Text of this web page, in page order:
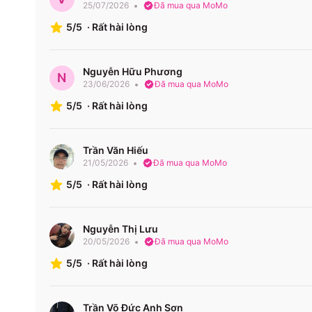
Tuyến xe – Giá vé – Lịch chạy – Loại xe
Hồ Chí Minh ↔
Limousine
Phú Yên
34 phòng
Hồ Chí Minh ↔
25/07/2026 Đã mua qua MoMo
5/5 · Rất hài lòng
N Nguyễn Hữu Phương
23/06/2026 Đã mua qua MoMo
5/5 · Rất hài lòng
Trần Văn Hiếu
21/05/2026 Đã mua qua MoMo
5/5 · Rất hài lòng
Nguyễn Thị Lưu
20/05/2026 Đã mua qua MoMo
5/5 · Rất hài lòng
Trần Võ Đức Anh Sơn